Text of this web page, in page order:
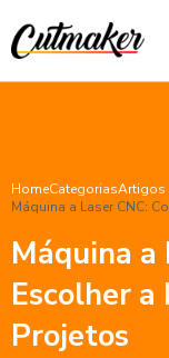
HomeCategoriasArtigos
Máquina a Laser CNC:
Máquina a
Escolher a
Projetos